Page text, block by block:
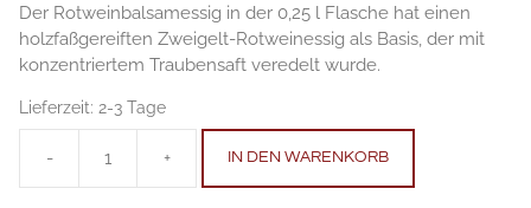
Der Rotweinbalsamessig in der 0,25 l Flasche hat einen
holzfaßgereiften Zweigelt-Rotweinessig als Basis, der mit
konzentriertem Traubensaft veredelt wurde.
Lieferzeit: 2-3 Tage
-
Rotweinbalsamessig
0,25
+ IN DEN WARENKORB